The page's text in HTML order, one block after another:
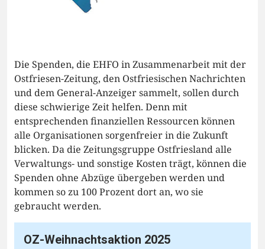
Die Spenden, die EHFO in Zusammenarbeit mit der
Ostfriesen-Zeitung, den Ostfriesischen Nachrichten
und dem General-Anzeiger sammelt, sollen durch
diese schwierige Zeit helfen. Denn mit
entsprechenden finanziellen Ressourcen können
alle Organisationen sorgenfreier in die Zukunft
blicken. Da die Zeitungsgruppe Ostfriesland alle
Verwaltungs- und sonstige Kosten trägt, können die
Spenden ohne Abzüge übergeben werden und
kommen so zu 100 Prozent dort an, wo sie
gebraucht werden.
OZ-Weihnachtsaktion 2025